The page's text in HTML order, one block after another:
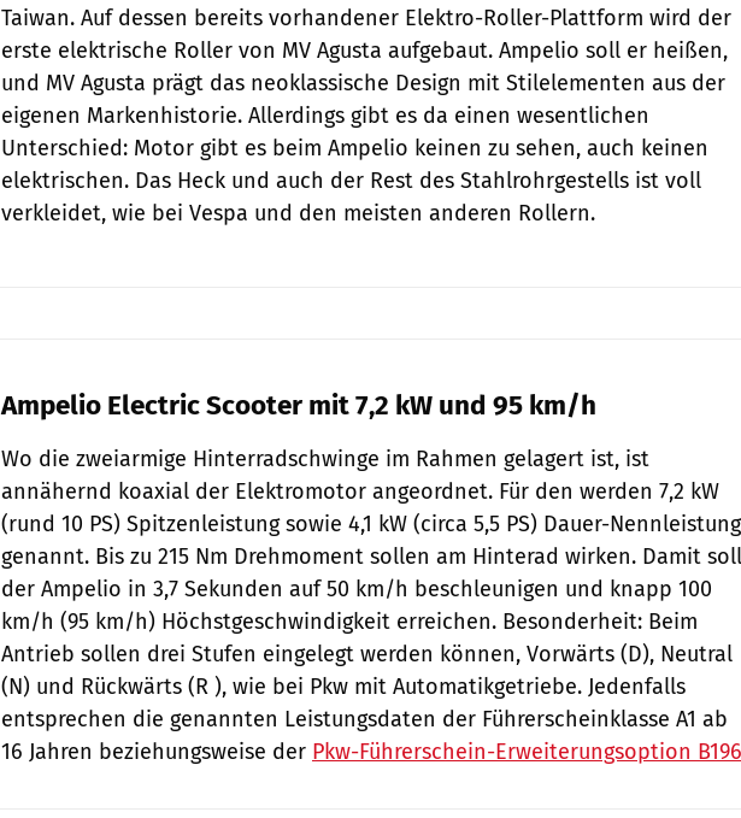
Taiwan. Auf dessen bereits vorhandener Elektro-Roller-Plattform wird der
erste elektrische Roller von MV Agusta aufgebaut. Ampelio soll er heißen,
und MV Agusta prägt das neoklassische Design mit Stilelementen aus der
eigenen Markenhistorie. Allerdings gibt es da einen wesentlichen
Unterschied: Motor gibt es beim Ampelio keinen zu sehen, auch keinen
elektrischen. Das Heck und auch der Rest des Stahlrohrgestells ist voll
verkleidet, wie bei Vespa und den meisten anderen Rollern.
Ampelio Electric Scooter mit 7,2 kW und 95 km/h
Wo die zweiarmige Hinterradschwinge im Rahmen gelagert ist, ist
annähernd koaxial der Elektromotor angeordnet. Für den werden 7,2 kW
(rund 10 PS) Spitzenleistung sowie 4,1 kW (circa 5,5 PS) Dauer-Nennleistung
genannt. Bis zu 215 Nm Drehmoment sollen am Hinterad wirken. Damit soll
der Ampelio in 3,7 Sekunden auf 50 km/h beschleunigen und knapp 100
km/h (95 km/h) Höchstgeschwindigkeit erreichen. Besonderheit: Beim
Antrieb sollen drei Stufen eingelegt werden können, Vorwärts (D), Neutral
(N) und Rückwärts (R ), wie bei Pkw mit Automatikgetriebe. Jedenfalls
entsprechen die genannten Leistungsdaten der Führerscheinklasse A1 ab
16 Jahren beziehungsweise der Pkw-Führerschein-Erweiterungsoption